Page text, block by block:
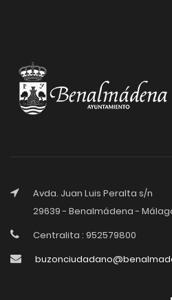
Avda. Juan Luis Peralta s/n
29639 - Benalmádena -
Centralita : 952579800